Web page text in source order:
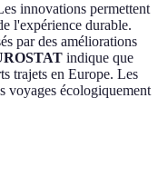
innovations permettent
l'expérience durable.
par des améliorations
indique que
trajets en Europe. Les
voyages écologiquement